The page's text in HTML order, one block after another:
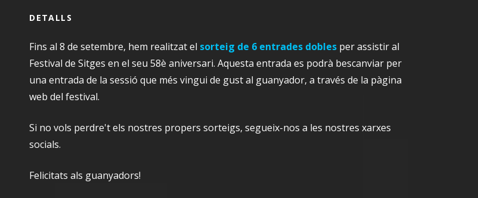
DETALLS
Fins al 8 de setembre, hem realitzat el sorteig de 6 entrades dobles per assistir al
Festival de Sitges en el seu 58è aniversari. Aquesta entrada es podrà bescanviar per
una entrada de la sessió que més vingui de gust al guanyador, a través de la pàgina
web del festival.
Si no vols perdre't els nostres propers sorteigs, segueix-nos a les nostres xarxes
socials.
Felicitats als guanyadors!